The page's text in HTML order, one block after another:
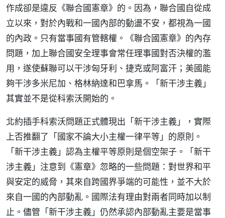
作成卻是違反《聯合國憲章》的。因為，聯合國自從成
立以來，對於內戰和一國內部的動盪不安，都視為一國
的內政。只有當事國有管轄權。《聯合國憲章》的內存
問題，加上聯合國安全理事會常任理事國對否決權的濫
用，遂使蘇聯可以干涉匈牙利、捷克或阿富汗；美國能
夠干涉多米尼加、格林納達和巴拿馬。「新干涉主義」
其實並不是從科索沃開始的。
北約插手科索沃問題正式體現出「新干涉主義」，實際
上否推翻了「國家不論大小主權一律平等」的原則。
「新干涉主義」認為主權平等原則是個空架子。「新干
涉主義」注意到《憲章》忽略的一些問題：對世界和平
與安定的威脅，其來自跨國界爭端的可能性，並不大於
來自一國的內部動亂。國際法有理由對兩者同時加以制
止。儘管「新干涉主義」仍然承認內部動亂主要是當事